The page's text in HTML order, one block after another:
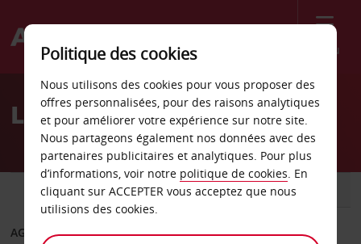
Menu
Welcome
AvisLocation de voiture Vara
VOITURE UTILITAIRE
AGENCE DE DÉPART
Politique des cookies
Nous utilisons des cookies pour vous proposer des
offres personnalisées, pour des raisons analytiques
et pour améliorer votre expérience sur notre site.
Nous partageons également nos données avec des
partenaires publicitaires et analytiques. Pour plus
d’informations, voir notre politique de cookies. En
cliquant sur ACCEPTER vous acceptez que nous
utilisions des cookies.